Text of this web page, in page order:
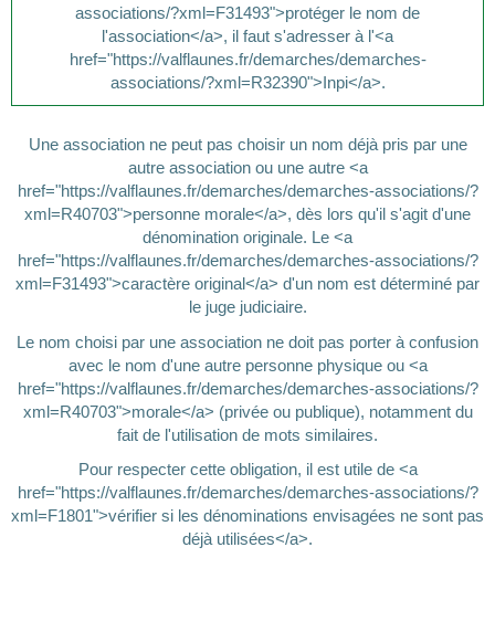
associations/?xml=F31493">protéger le nom de
l'association</a>, il faut s'adresser à l'<a
href="https://valflaunes.fr/demarches/demarches-
associations/?xml=R32390">Inpi</a>.
Une association ne peut pas choisir un nom déjà pris par une
autre association ou une autre <a
href="https://valflaunes.fr/demarches/demarches-associations/?
xml=R40703">personne morale</a>, dès lors qu'il s'agit d'une
dénomination originale. Le <a
href="https://valflaunes.fr/demarches/demarches-associations/?
xml=F31493">caractère original</a> d'un nom est déterminé par
le juge judiciaire.
Le nom choisi par une association ne doit pas porter à confusion
avec le nom d'une autre personne physique ou <a
href="https://valflaunes.fr/demarches/demarches-associations/?
xml=R40703">morale</a> (privée ou publique), notamment du
fait de l'utilisation de mots similaires.
Pour respecter cette obligation, il est utile de <a
href="https://valflaunes.fr/demarches/demarches-associations/?
xml=F1801">vérifier si les dénominations envisagées ne sont pas
déjà utilisées</a>.